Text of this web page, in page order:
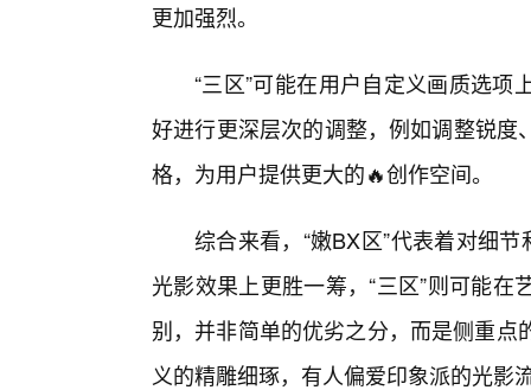
更加强烈。
“三区”可能在用户自定义画质选
好进行更深层次的调整，例如调整锐
格，为用户提供更大的🔥创作空间。
综合来看，“嫩BX区”代表着对细
光影效果上更胜一筹，“三区”则可能
别，并非简单的优劣之分，而是侧重
义的精雕细琢，有人偏爱印象派的光影